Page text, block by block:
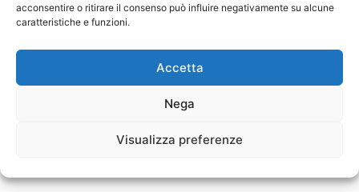
acconsentire o ritirare il consenso può influire negativamente su alcune
caratteristiche e funzioni.
Accetta
Nega
Visualizza preferenze
reagiscono più prontamente a potenziali lesioni.
Questa ricerca, pubblicata suNature Neuroscience,
rappresenta un importante progresso nella comprensione
futuri studi sui meccanismi di rilevamento del dolore, del
freddo e di altre sensazioni che contribuiscono alla nostra